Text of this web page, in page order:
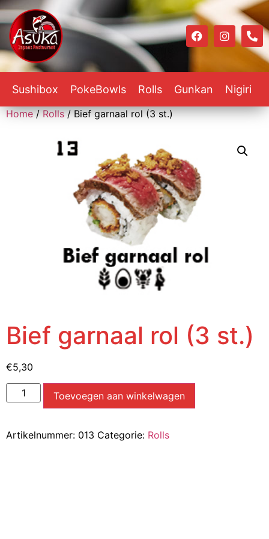
Sushibox PokeBowls Rolls Gunkan Nigiri
Home/Rolls/ Bief garnaal rol (3 st.)
Bief garnaal rol (3 st.)
€5,30
Toevoegen aan winkelwagen
Artikelnummer: 013 Categorie: Rolls